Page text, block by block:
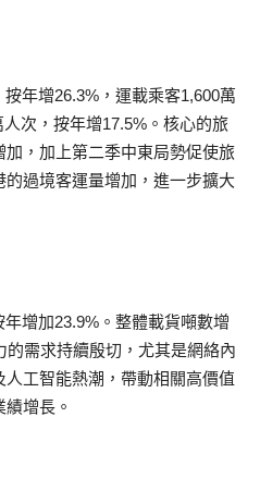
年增26.3%，運載乘客1,600萬
次，按年增17.5%。核心的旅
，加上第二季中東局勢促使旅
過境客運量增加，進一步擴大
增加23.9%。整體載貨噸數增
的需求持續殷切，尤其是網絡內
工智能熱潮，帶動相關高價值
增長。